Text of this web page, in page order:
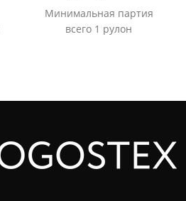
Минимальная партия
всего 1 рулон